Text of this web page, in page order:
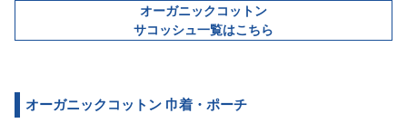
オーガニックコットン
サコッシュ一覧はこちら
オーガニックコットン 巾着・ポーチ